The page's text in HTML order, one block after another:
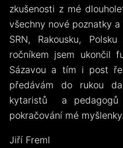
zkušenosti z mé
všechny nové poznatky
SRN, Rakousku,
ročníkem jsem ukončil
Sázavou a tím i post
předávám do rukou
kytaristů a pedagogů
pokračování mé myšlenky.
Jiří Freml